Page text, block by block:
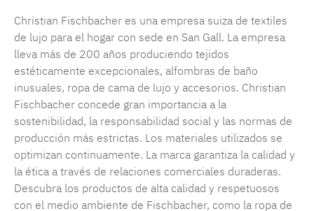
Christian Fischbacher es una empresa suiza de textiles
de lujo para el hogar con sede en San Gall. La empresa
lleva más de 200 años produciendo tejidos
estéticamente excepcionales, alfombras de baño
inusuales, ropa de cama de lujo y accesorios. Christian
Fischbacher concede gran importancia a la
sostenibilidad, la responsabilidad social y las normas de
producción más estrictas. Los materiales utilizados se
optimizan continuamente. La marca garantiza la calidad y
la ética a través de relaciones comerciales duraderas.
Descubra los productos de alta calidad y respetuosos
con el medio ambiente de Fischbacher, como la ropa de